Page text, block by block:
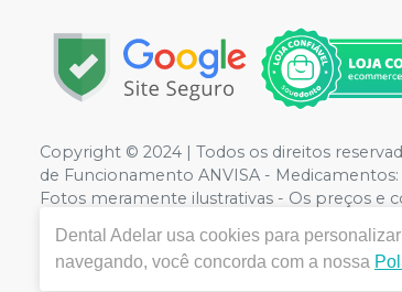
Copyright © 2024 | Todos os direitos
de Funcionamento ANVISA - Medicamentos:
Fotos meramente ilustrativas - Os preços e
Dental Adelar usa cookies para
navegando, você concorda com a nossa